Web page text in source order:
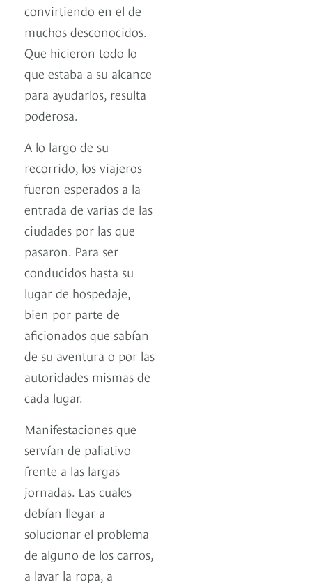
convirtiendo en el de
muchos desconocidos.
Que hicieron todo lo
que estaba a su alcance
para ayudarlos, resulta
poderosa.
A lo largo de su
recorrido, los viajeros
fueron esperados a la
entrada de varias de las
ciudades por las que
pasaron. Para ser
conducidos hasta su
lugar de hospedaje,
bien por parte de
aficionados que sabían
de su aventura o por las
autoridades mismas de
cada lugar.
Manifestaciones que
servían de paliativo
frente a las largas
jornadas. Las cuales
debían llegar a
solucionar el problema
de alguno de los carros,
a lavar la ropa, a